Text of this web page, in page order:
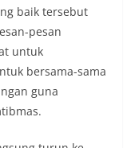
baik tersebut
pesan
untuk
bersama-sama
guna